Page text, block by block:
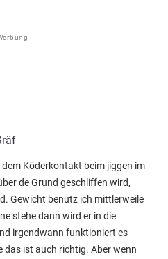
Köderkontakt beim jiggen im
de Grund geschliffen wird,
Gewicht benutz ich mittlerweile
stehe dann wird er in die
irgendwann funktioniert es
das ist auch richtig. Aber wenn